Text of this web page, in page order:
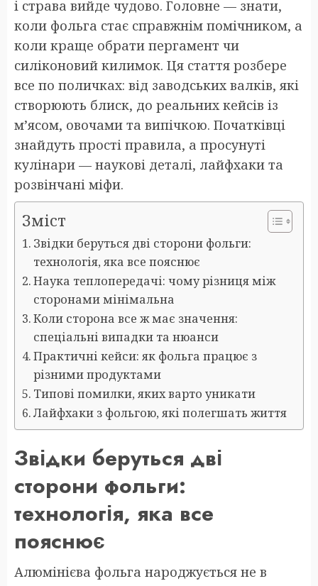
і страва вийде чудово. Головне — знати,
коли фольга стає справжнім помічником, а
коли краще обрати пергамент чи
силіконовий килимок. Ця стаття розбере
все по поличках: від заводських валків, які
створюють блиск, до реальних кейсів із
м’ясом, овочами та випічкою. Початківці
знайдуть прості правила, а просунуті
кулінари — наукові деталі, лайфхаки та
розвінчані міфи.
Зміст
Звідки беруться дві сторони фольги:
технологія, яка все пояснює
Наука теплопередачі: чому різниця між
сторонами мінімальна
Коли сторона все ж має значення:
спеціальні випадки та нюанси
Практичні кейси: як фольга працює з
різними продуктами
Типові помилки, яких варто уникати
Лайфхаки з фольгою, які полегшать життя
Звідки беруться дві
сторони фольги:
технологія, яка все
пояснює
Алюмінієва фольга народжується не в